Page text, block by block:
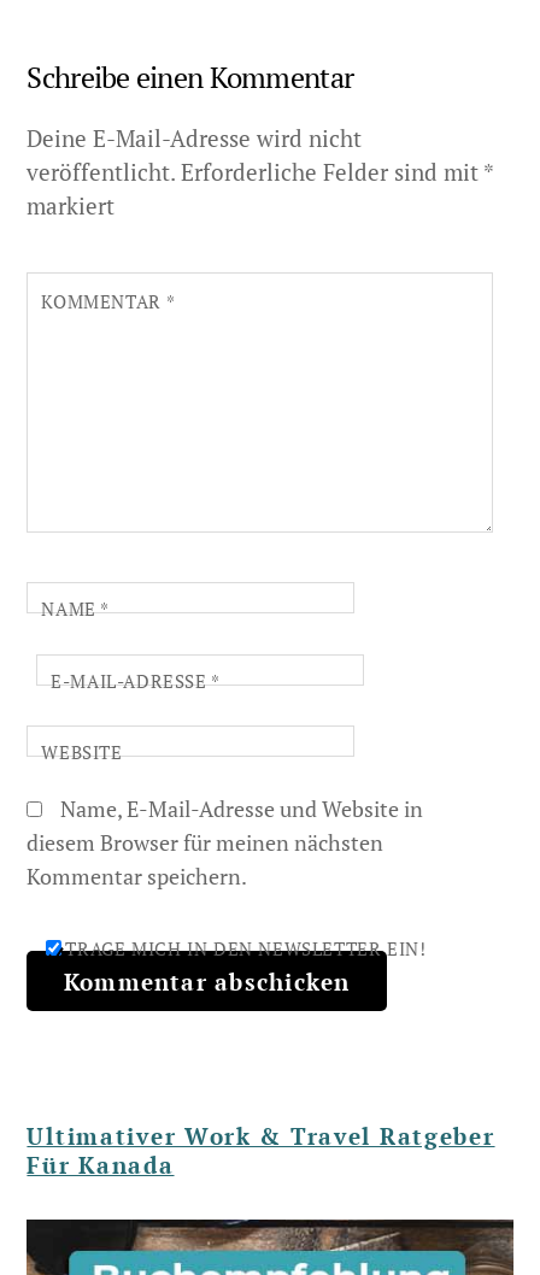
Schreibe einen Kommentar
Deine E-Mail-Adresse wird nicht
veröffentlicht. Erforderliche Felder sind mit *
markiert
KOMMENTAR *
NAME*
E-MAIL-ADRESSE*
WEBSITE
Name, E-Mail-Adresse und Website in
diesem Browser für meinen nächsten
Kommentar speichern.
TRAGE MICH IN DEN NEWSLETTER EIN!
Ultimativer Work & Travel Ratgeber
Für Kanada